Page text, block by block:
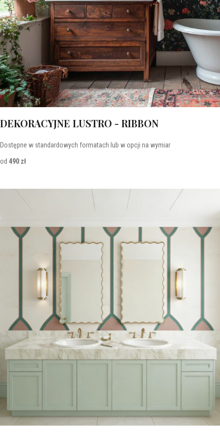
DEKORACYJNE LUSTRO - RIBBON
Dostępne w standardowych formatach lub w opcji na wymiar
od 490 zł